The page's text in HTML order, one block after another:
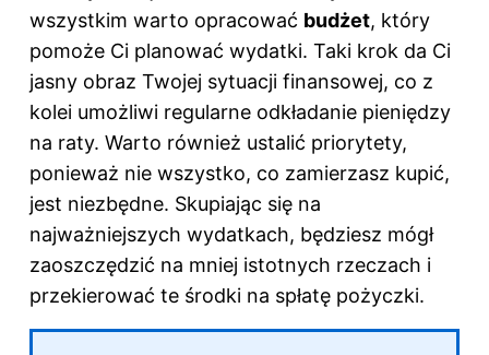
o
k
wszystkim warto opracować budżet, który
pomoże Ci planować wydatki. Taki krok da Ci
jasny obraz Twojej sytuacji finansowej, co z
kolei umożliwi regularne odkładanie pieniędzy
na raty. Warto również ustalić priorytety,
ponieważ nie wszystko, co zamierzasz kupić,
jest niezbędne. Skupiając się na
najważniejszych wydatkach, będziesz mógł
zaoszczędzić na mniej istotnych rzeczach i
przekierować te środki na spłatę pożyczki.